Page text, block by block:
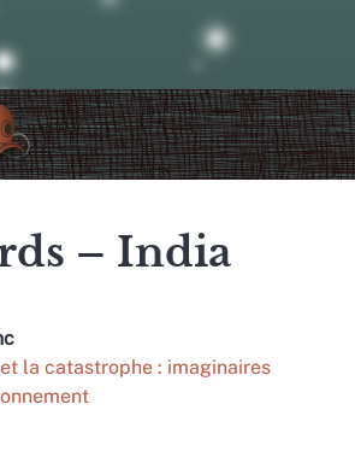
– India
et la catastrophe : imaginaires